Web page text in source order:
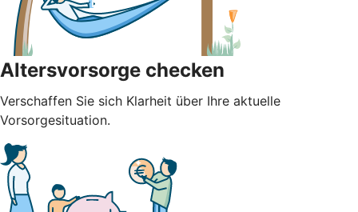
Altersvorsorge checken
Verschaffen Sie sich Klarheit über Ihre aktuelle
Vorsorgesituation.